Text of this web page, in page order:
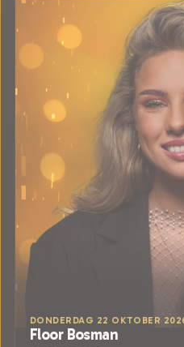
DONDERDAG 22 OKTOBER
Floor Bosman